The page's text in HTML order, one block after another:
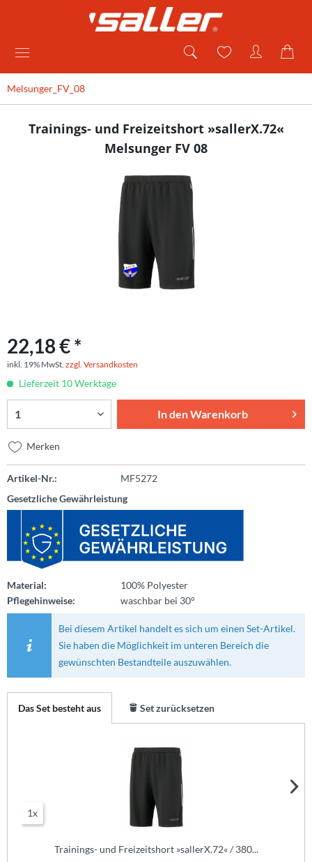
Melsunger_FV_08
Trainings- und Freizeitshort »sallerX.72«
Melsunger FV 08
22,18 € *
inkl. 19% MwSt. zzgl. Versandkosten
Lieferzeit 10 Werktage
In denWarenkorb
Merken
Artikel-Nr.:
MF5272
Gesetzliche Gewährleistung
Material:
100% Polyester
Pflegehinweise:
waschbar bei 30°
Bei diesem Artikel handelt es sich um einen Set-Artikel.
Sie haben die Möglichkeit im unteren Bereich die
gewünschten Bestandteile auszuwählen.
Das Set besteht aus Set zurücksetzen
1x
Trainings- und Freizeitshort »sallerX.72« / 380...